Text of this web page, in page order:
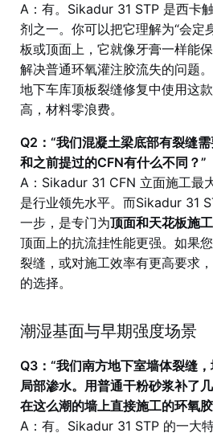
A：有。Sikadur 31 STP 是西卡
剂之一。你可以把它理解为“会
板或顶面上，它就像牙膏一样能
解决普通环氧灌注胶流失的问题
地下车库顶板裂缝修复中使用这
高，材料零浪费。
Q2：“我们混凝土梁底部有裂缝
和之前提过的CFN有什么不同？”
A：Sikadur 31 CFN 立面施工最
是行业领先水平。而Sikadur 31
一步，是专门为顶面和天花板施工
顶面上的抗流挂性能更强。如果
裂缝，或对施工效率有更高要求
的选择。
潮湿基面与早期强度场景
Q3：“我们南方地下室墙体裂缝
局部渗水。用普通干粉砂浆补了
在这么潮的墙上直接施工的环氧
A：有。Sikadur 31 STP 的一大